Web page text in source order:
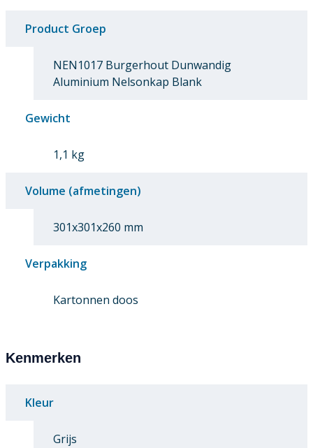
Product Groep
NEN1017 Burgerhout Dunwandig
Aluminium Nelsonkap Blank
Gewicht
1,1 kg
Volume (afmetingen)
301x301x260 mm
Verpakking
Kartonnen doos
Kenmerken
Kleur
Grijs